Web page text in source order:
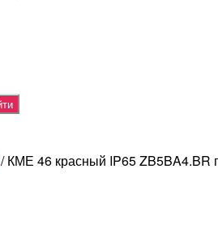
/ КМЕ 46 красный IP65 ZB5BA4.BR